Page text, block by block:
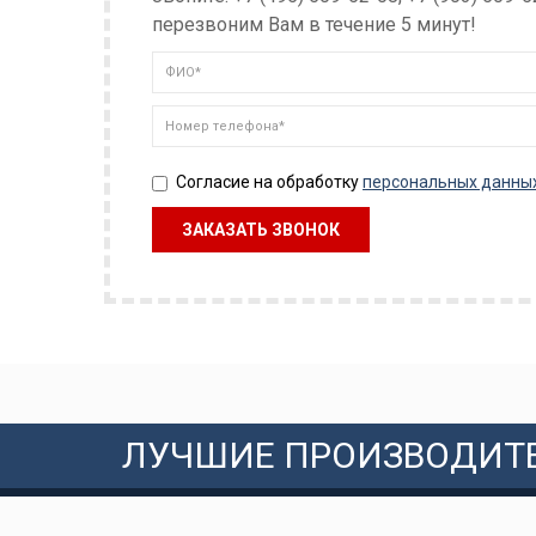
перезвоним Вам в течение 5 минут!
Согласие на обработкуперсональных
ЛУЧШИЕ